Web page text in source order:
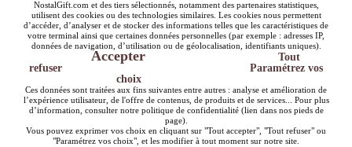
NostalGift.com et des tiers sélectionnés, notamment des partenaires statistiques,
utilisent des cookies ou des technologies similaires. Les cookies nous permettent
d’accéder, d’analyser et de stocker des informations telles que les caractéristiques de
votre terminal ainsi que certaines données personnelles (par exemple : adresses IP,
données de navigation, d’utilisation ou de géolocalisation, identifiants uniques).
Accepter
Tout
refuser
Paramétrez vos
choix
Ces données sont traitées aux fins suivantes entre autres : analyse et amélioration de
l’expérience utilisateur, de l'offre de contenus, de produits et de services... Pour plus
d’information, consulter notre politique de confidentialité (lien dans nos pieds de
page).
Vous pouvez exprimer vos choix en cliquant sur "Tout accepter", "Tout refuser" ou
"Paramétrez vos choix", et les modifier à tout moment sur notre site.